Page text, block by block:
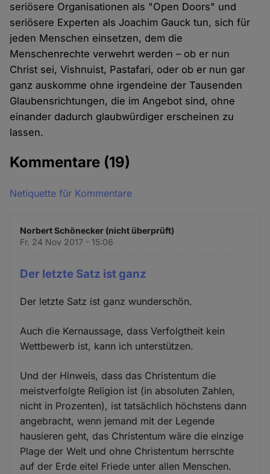
seriösere Organisationen als "Open Doors" und
seriösere Experten als Joachim Gauck tun, sich für
jeden Menschen einsetzen, dem die
Menschenrechte verwehrt werden – ob er nun
Christ sei, Vishnuist, Pastafari, oder ob er nun gar
ganz auskomme ohne irgendeine der Tausenden
Glaubensrichtungen, die im Angebot sind, ohne
einander dadurch glaubwürdiger erscheinen zu
lassen.
Kommentare (19)
Netiquette für Kommentare
Norbert Schönecker (nicht überprüft)
Fr. 24 Nov 2017 - 15:06
Der letzte Satz ist ganz
Der letzte Satz ist ganz wunderschön.
Auch die Kernaussage, dass Verfolgtheit kein
Wettbewerb ist, kann ich unterstützen.
Und der Hinweis, dass das Christentum die
meistverfolgte Religion ist (in absoluten Zahlen,
nicht in Prozenten), ist tatsächlich höchstens dann
angebracht, wenn jemand mit der Legende
hausieren geht, das Christentum wäre die einzige
Plage der Welt und ohne Christentum herrschte
auf der Erde eitel Friede unter allen Menschen.